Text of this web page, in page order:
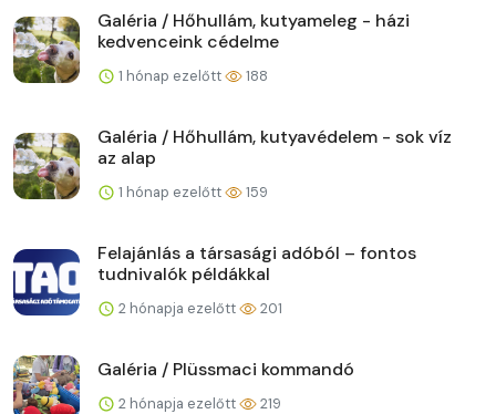
Galéria / Hőhullám, kutyameleg - házi
kedvenceink cédelme
1 hónap ezelőtt 188
Galéria / Hőhullám, kutyavédelem - sok víz
az alap
1 hónap ezelőtt 159
Felajánlás a társasági adóból – fontos
tudnivalók példákkal
2 hónapja ezelőtt 201
Galéria / Plüssmaci kommandó
2 hónapja ezelőtt 219